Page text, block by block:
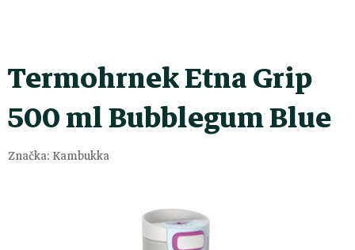
Termohrnek Etna Grip
500 ml Bubblegum Blue
Značka: Kambukka